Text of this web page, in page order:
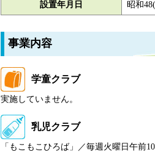
設置年月日 昭和
事業内容
学童クラブ
実施していません。
乳児クラブ
「もこもこひろば」／毎週火曜日午前